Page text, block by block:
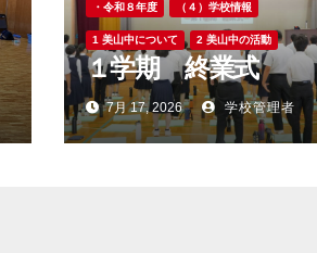
・令和８年度 （４）学校情報
1 美山中について 2 美山中の活動
１学期 終業式
7月 17, 2026 学校管理者